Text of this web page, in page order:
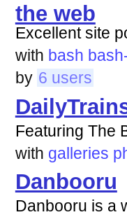
the web
Excellent site
with bash
by 6 users
Featuring The
with galleries
Danbooru
Danbooru is a